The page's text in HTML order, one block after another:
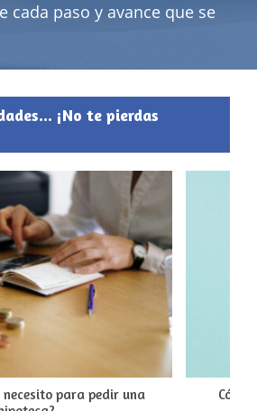
cada paso y avance que se
¡No te pierdas
necesito para pedir una